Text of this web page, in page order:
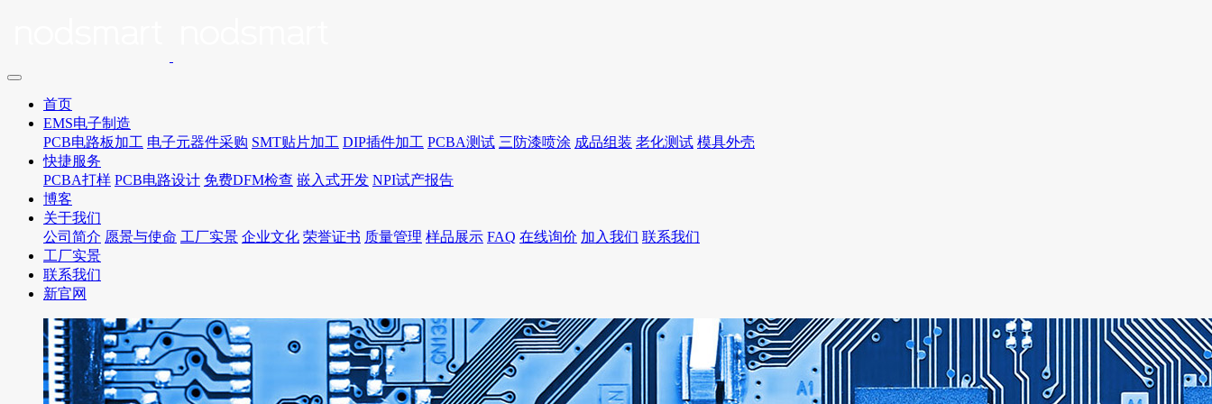
首页
EMS电子制造
PCB电路板加工 电子元器件采购 SMT贴片加工 DIP插件加工 PCBA测试 三防漆喷涂 成品组装 老化测试 模具外壳
快捷服务
PCBA打样 PCB电路设计 免费DFM检查 嵌入式开发 NPI试产报告
博客
关于我们
公司简介 愿景与使命 工厂实景 企业文化 荣誉证书 质量管理 样品展示 FAQ 在线询价 加入我们 联系我们
工厂实景
联系我们
新官网